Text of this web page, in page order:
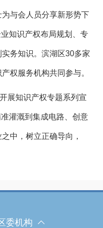
与会人员分享新形势下
知识产权布局规划、专
务知识。滨湖区30多家
权服务机构共同参与。
展知识产权专题系列宣
灌溉到集成电路、创意
中，树立正确导向，
委机构